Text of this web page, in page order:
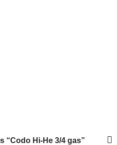
“Codo Hi-He 3/4 gas”